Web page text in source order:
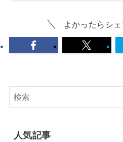
よかったらシェ
人気記事